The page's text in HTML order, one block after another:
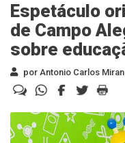
Espetáculo
de Campo
sobre
por Antonio Carlos